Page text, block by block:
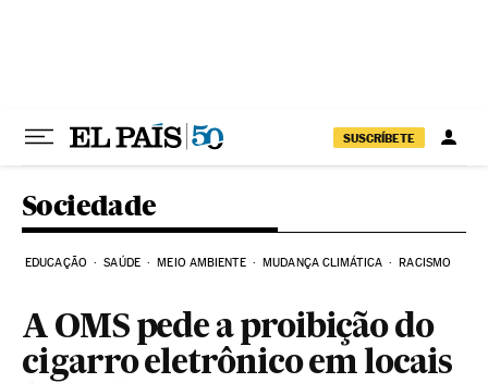
SUSCRÍBETE
Sociedade
EDUCAÇÃO SAÚDE MEIO AMBIENTE MUDANÇA CLIMÁTICA RACISMO
A OMS pede a proibição do
cigarro eletrônico em locais